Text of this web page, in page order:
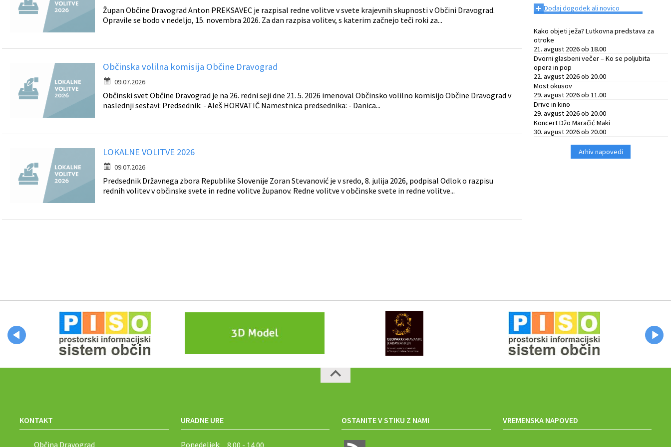
Župan Občine Dravograd Anton PREKSAVEC je razpisal redne volitve v svete krajevnih skupnosti v Občini Dravograd.
Opravile se bodo v nedeljo, 15. novembra 2026. Za dan razpisa volitev, s katerim začnejo teči roki za...
Občinska volilna komisija Občine Dravograd
09.07.2026
Občinski svet Občine Dravograd je na 26. redni seji dne 21. 5. 2026 imenoval Občinsko volilno komisijo Občine Dravograd v
naslednji sestavi: Predsednik: - Aleš HORVATIČ Namestnica predsednika: - Danica...
LOKALNE VOLITVE 2026
09.07.2026
Predsednik Državnega zbora Republike Slovenije Zoran Stevanović je v sredo, 8. julija 2026, podpisal Odlok o razpisu
rednih volitev v občinske svete in redne volitve županov. Redne volitve v občinske svete in redne volitve...
+ Dodaj dogodek ali novico
Kako objeti ježa? Lutkovna predstava za
otroke
21. avgust 2026 ob 18.00
Dvorni glasbeni večer – Ko se poljubita
opera in pop
22. avgust 2026 ob 20.00
Most okusov
29. avgust 2026 ob 11.00
Drive in kino
29. avgust 2026 ob 20.00
Koncert Džo Maračić Maki
30. avgust 2026 ob 20.00
Arhiv napovedi
KONTAKT
Občina Dravograd
URADNE URE
Ponedeljek: 8.00 - 14.00
OSTANITE V STIKU Z NAMI VREMENSKA NAPOVED
Zaščita prijaviteljev
Organigram
Uradne ure
Svet za preventivo in vzgojo v cestnem prometu
Svet koroške regije
Javni razpisi in objave
Lokalne volitve
Projekti in investicije
Celostna prometna strategija
Lokalni program za mladino 2023 – 2028
Izleti in poti
3D predstavitev občine
Virtualna panorama